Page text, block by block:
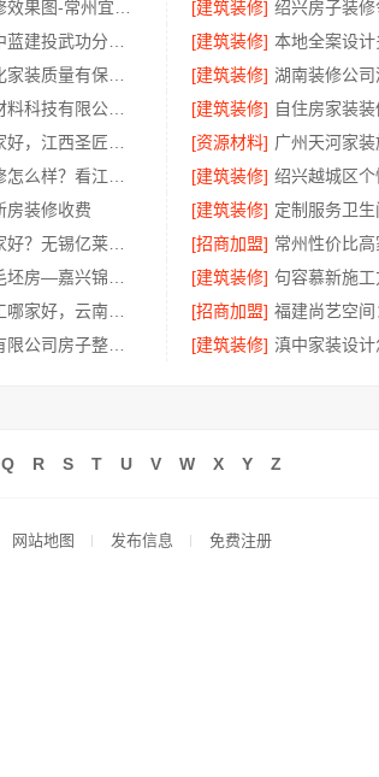
[建筑装修]
[建筑装修]
[建筑装修]
[建筑装修]
[资源材料]
[建筑装修]
房装修收费 [建筑装修]
[招商加盟]
[建筑装修]
[招商加盟]
[建筑装修]
Q R S T U V W X Y Z
网站地图 发布信息 免费注册